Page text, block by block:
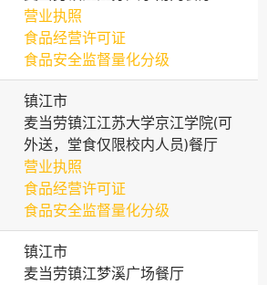
营业执照
食品经营许可证
食品安全监督量化分级
镇江市
麦当劳镇江江苏大学京江学院(可
外送，堂食仅限校内人员)餐厅
营业执照
食品经营许可证
食品安全监督量化分级
镇江市
麦当劳镇江梦溪广场餐厅